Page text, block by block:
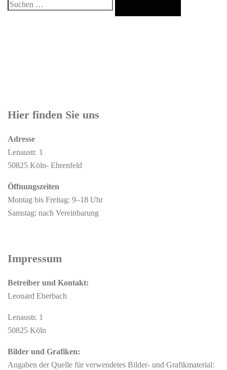
Suchen
Hier finden Sie uns
Adresse
Lenaustr. 1
50825 Köln- Ehrenfeld
Öffnungszeiten
Montag bis Freitag: 9–18 Uhr
Samstag: nach Vereinbarung
Impressum
Betreiber und Kontakt:
Leonard Eberbach
Lenaustr. 1
50825 Köln
Bilder und Grafiken:
Angaben der Quelle für verwendetes Bilder- und Grafikmaterial: